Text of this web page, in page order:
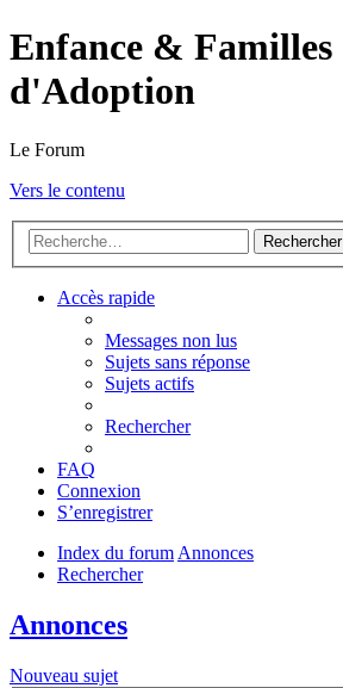
Enfance & Familles
d'Adoption
Le Forum
Vers le contenu
Rechercher
Accès rapide
Messages non lus
Sujets sans réponse
Sujets actifs
Rechercher
FAQ
Connexion
S’enregistrer
Index du forumAnnonces
Rechercher
Annonces
Nouveau sujet